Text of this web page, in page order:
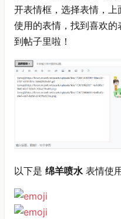
开表情框，选择表情，
使用的表情，找到喜欢
到帖子里啦！
以下是 绵羊喷水 表情使